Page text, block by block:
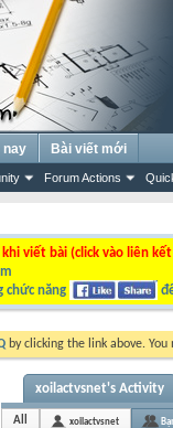
Forum Actions
nay Bài viết mới
viết bài (click vào liên
chức năng
by clicking the link above. You
xoilactvsnet's Activity
All xoilactvsnet